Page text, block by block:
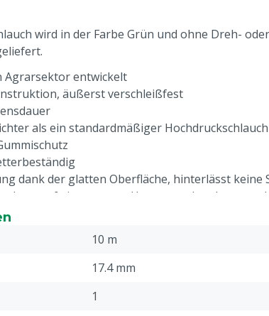
wird in der Farbe Grün und ohne Dreh- oder
Agrarsektor entwickelt
äußerst verschleißfest
als ein standardmäßiger Hochdruckschlauch
dank der glatten Oberfläche, hinterlässt keine
auf einem rauen Untergrund und unter
10 m
17.4 mm
1